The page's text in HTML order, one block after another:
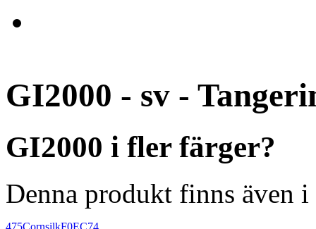
GI2000 - sv -
GI2000 i fler färger?
Denna produkt finns även